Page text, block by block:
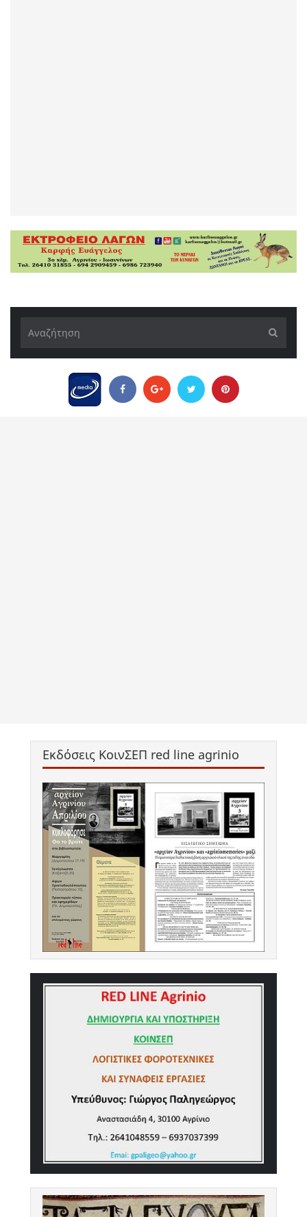
Εκδόσεις ΚοινΣΕΠ red line agrinio